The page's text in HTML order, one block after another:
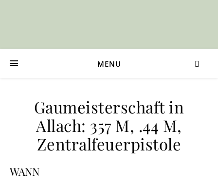
MENU
Gaumeisterschaft in
Allach: 357 M, .44 M,
Zentralfeuerpistole
WANN